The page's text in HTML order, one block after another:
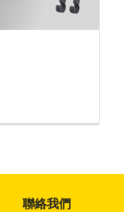
聯絡我們